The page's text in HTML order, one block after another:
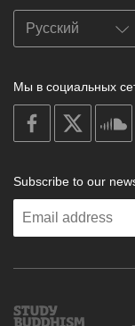
Мы в социальных
on
facebook
Subscribe to our
Enter
Study